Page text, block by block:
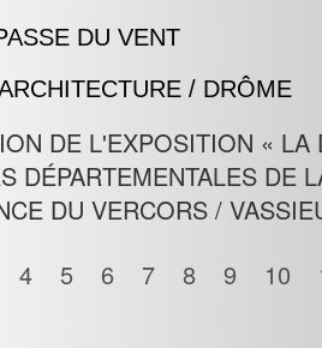
DU VENT
/ DRÔME
DE L'EXPOSITION «
DÉPARTEMENTALES DE
DU VERCORS /
4 5 6 7 8 9 10